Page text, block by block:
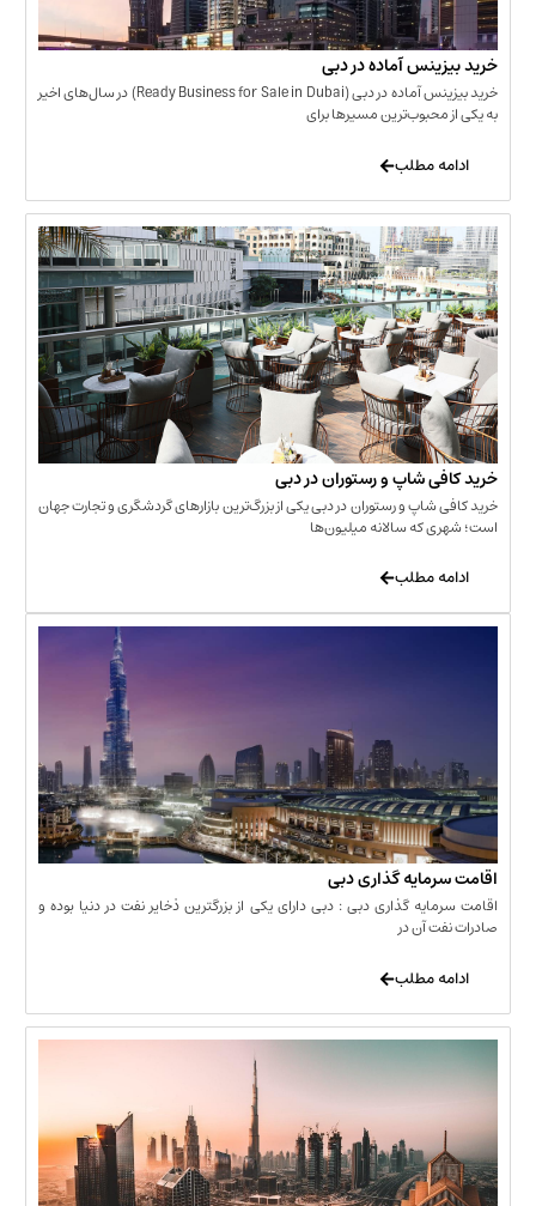
آماده در دبی
خرید بیزینس آماده در دبی (Ready Business for Sale in Dubai) در سال‌های اخیر
مسیرها برای
شاپ و رستوران در دبی
و رستوران در دبی یکی از بزرگ‌ترین بازارهای گردشگری و تجارت جهان
سالانه میلیون‌ها
گذاری دبی
گذاری دبی : دبی دارای یکی از بزرگترین ذخایر نفت در دنیا بوده و